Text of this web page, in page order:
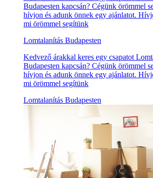
Budapesten kapcsán? Cégünk örömmel
hívjon és adunk önnek egy ajánlatot.
mi örömmel segítünk
Lomtalanítás Budapesten
Kedvező árakkal keres egy csapatot
Budapesten kapcsán? Cégünk örömmel
hívjon és adunk önnek egy ajánlatot.
mi örömmel segítünk
Lomtalanítás Budapesten